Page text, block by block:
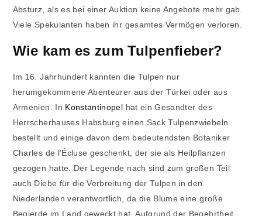
Absturz, als es bei einer Auktion keine Angebote mehr gab.
Viele Spekulanten haben ihr gesamtes Vermögen verloren.
Wie kam es zum Tulpenfieber?
Im 16. Jahrhundert kannten die Tulpen nur
herumgekommene Abenteurer aus der Türkei oder aus
Armenien. In Konstantinopel hat ein Gesandter des
Herrscherhauses Habsburg einen Sack Tulpenzwiebeln
bestellt und einige davon dem bedeutendsten Botaniker
Charles de l’Écluse geschenkt, der sie als Heilpflanzen
gezogen hatte. Der Legende nach sind zum großen Teil
auch Diebe für die Verbreitung der Tulpen in den
Niederlanden verantwortlich, da die Blume eine große
Begierde im Land geweckt hat. Aufgrund der Begehrtheit